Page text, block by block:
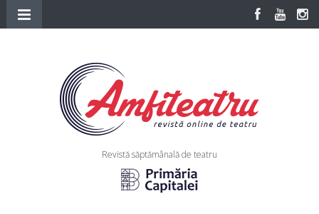
Revistă săptămânală de teatru